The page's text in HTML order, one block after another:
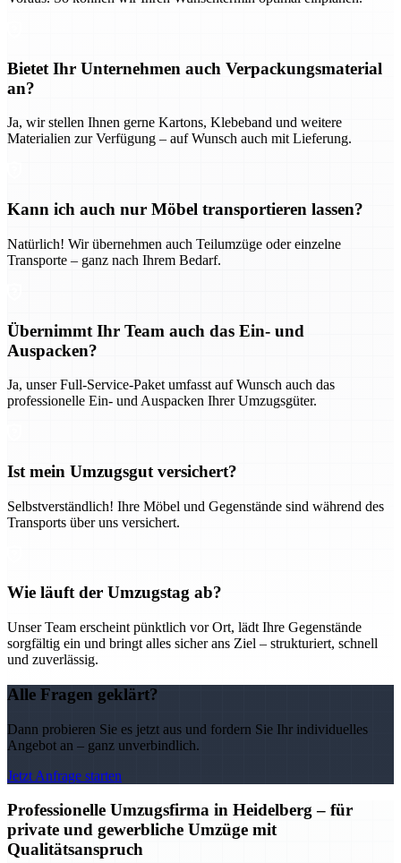
Bietet Ihr Unternehmen auch Verpackungsmaterial
an?
Ja, wir stellen Ihnen gerne Kartons, Klebeband und weitere
Materialien zur Verfügung – auf Wunsch auch mit Lieferung.
Kann ich auch nur Möbel transportieren lassen?
Natürlich! Wir übernehmen auch Teilumzüge oder einzelne
Transporte – ganz nach Ihrem Bedarf.
Übernimmt Ihr Team auch das Ein- und
Auspacken?
Ja, unser Full-Service-Paket umfasst auf Wunsch auch das
professionelle Ein- und Auspacken Ihrer Umzugsgüter.
Ist mein Umzugsgut versichert?
Selbstverständlich! Ihre Möbel und Gegenstände sind während des
Transports über uns versichert.
Wie läuft der Umzugstag ab?
Unser Team erscheint pünktlich vor Ort, lädt Ihre Gegenstände
sorgfältig ein und bringt alles sicher ans Ziel – strukturiert, schnell
und zuverlässig.
Alle Fragen geklärt?
Dann probieren Sie es jetzt aus und fordern Sie Ihr individuelles
Angebot an – ganz unverbindlich.
Jetzt Anfrage starten
Professionelle Umzugsfirma in Heidelberg – für
private und gewerbliche Umzüge mit
Qualitätsanspruch